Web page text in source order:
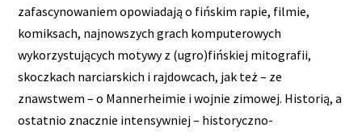
zafascynowaniem opowiadają o fińskim rapie, filmie,
komiksach, najnowszych grach komputerowych
wykorzystujących motywy z (ugro)fińskiej mitografii,
skoczkach narciarskich i rajdowcach, jak też – ze
znawstwem – o Mannerheimie i wojnie zimowej. Historią, a
ostatnio znacznie intensywniej – historyczno-